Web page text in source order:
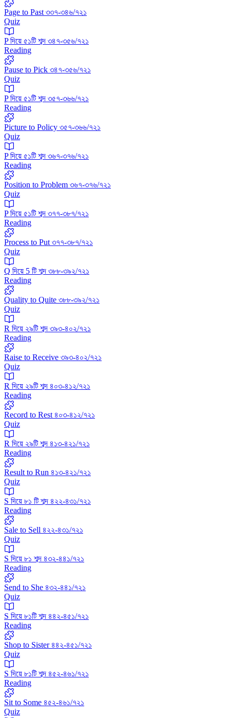
Page to Past ৩৩৭-৩৪৬/৭২১
Quiz
P দিয়ে ৫১টি শব্দ ৩৪৭-৩৫৬/৭২১
Reading
Pause to Pick ৩৪৭-৩৫৬/৭২১
Quiz
P দিয়ে ৫১টি শব্দ ৩৫৭-৩৬৬/৭২১
Reading
Picture to Policy ৩৫৭-৩৬৬/৭২১
Quiz
P দিয়ে ৫১টি শব্দ ৩৬৭-৩৭৬/৭২১
Reading
Position to Problem ৩৬৭-৩৭৬/৭২১
Quiz
P দিয়ে ৫১টি শব্দ ৩৭৭-৩৮৭/৭২১
Reading
Process to Put ৩৭৭-৩৮৭/৭২১
Quiz
Q দিয়ে 5 টি শব্দ ৩৮৮-৩৯২/৭২১
Reading
Quality to Quite ৩৮৮-৩৯২/৭২১
Quiz
R দিয়ে ২৯টি শব্দ ৩৯৩-৪০২/৭২১
Reading
Raise to Receive ৩৯৩-৪০২/৭২১
Quiz
R দিয়ে ২৯টি শব্দ ৪০৩-৪১২/৭২১
Reading
Record to Rest ৪০৩-৪১২/৭২১
Quiz
R দিয়ে ২৯টি শব্দ ৪১৩-৪২১/৭২১
Reading
Result to Run ৪১৩-৪২১/৭২১
Quiz
S দিয়ে ৮১ টি শব্দ ৪২২-৪৩১/৭২১
Reading
Sale to Sell ৪২২-৪৩১/৭২১
Quiz
‍S দিয়ে ৮১ শব্দ ৪৩২-৪৪১/৭২১
Reading
Send to She ৪৩২-৪৪১/৭২১
Quiz
S দিয়ে ৮১টি শব্দ ৪৪২-৪৫১/৭২১
Reading
Shop to Sister ৪৪২-৪৫১/৭২১
Quiz
S দিয়ে ৮১টি শব্দ ৪৫২-৪৬১/৭২১
Reading
Sit to Some ৪৫২-৪৬১/৭২১
Quiz